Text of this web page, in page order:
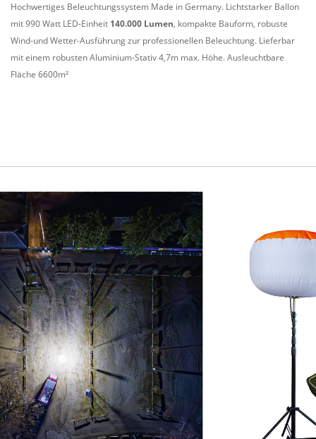
Hochwertiges Beleuchtungssystem Made in Germany. Lichtstarker Ballon
mit 990 Watt LED-Einheit 140.000 Lumen, kompakte Bauform, robuste
Wind-und Wetter-Ausführung zur professionellen Beleuchtung. Lieferbar
mit einem robusten Aluminium-Stativ 4,7m max. Höhe. Ausleuchtbare
Fläche 6600m²